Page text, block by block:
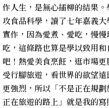
作人生，是無心插柳的結果
攻食品科學，讀了七年嘉義
實作，因為愛煮、愛吃，慢慢
吃，這條路也算是學以致用
吧！熱愛美食烹飪，逛市場
受行腳旅遊，看世界的欲望
更強烈，所以「不是正在規
正在旅遊的路上」就是我的寫